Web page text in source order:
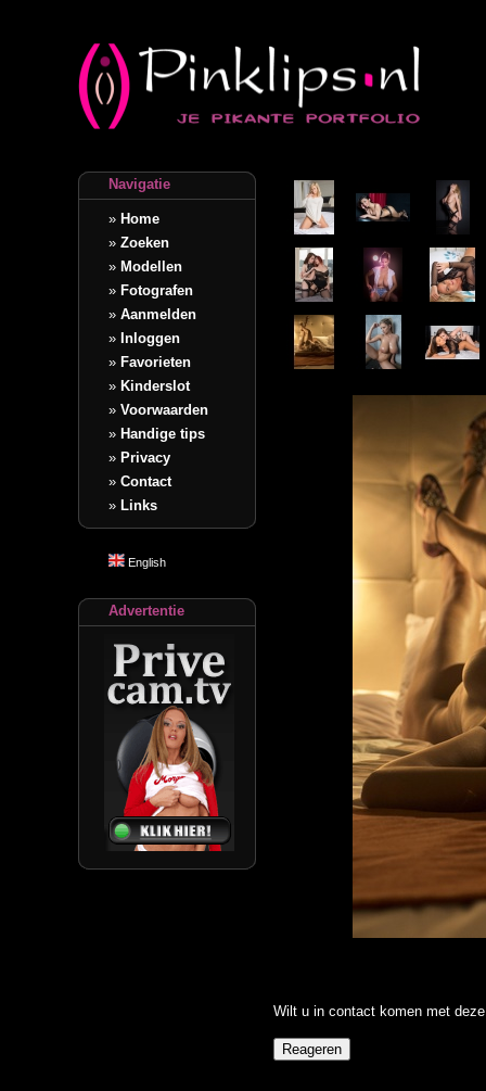
Navigatie
» Home
» Zoeken
» Modellen
» Fotografen
» Aanmelden
» Inloggen
» Favorieten
» Kinderslot
» Voorwaarden
» Handige tips
» Privacy
» Contact
» Links
English
Advertentie
Wilt u in contact komen met